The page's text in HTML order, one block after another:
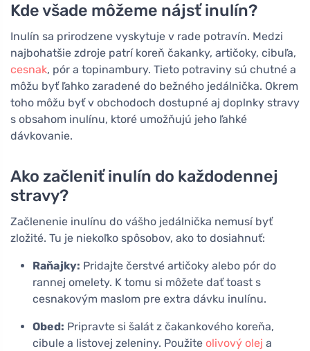
Kde všade môžeme nájsť inulín?
Inulín sa prirodzene vyskytuje v rade potravín. Medzi
najbohatšie zdroje patrí koreň čakanky, artičoky, cibuľa,
cesnak, pór a topinambury. Tieto potraviny sú chutné a
môžu byť ľahko zaradené do bežného jedálnička. Okrem
toho môžu byť v obchodoch dostupné aj doplnky stravy
s obsahom inulínu, ktoré umožňujú jeho ľahké
dávkovanie.
Ako začleniť inulín do každodennej
stravy?
Začlenenie inulínu do vášho jedálnička nemusí byť
zložité. Tu je niekoľko spôsobov, ako to dosiahnuť:
Raňajky: Pridajte čerstvé artičoky alebo pór do
rannej omelety. K tomu si môžete dať toast s
cesnakovým maslom pre extra dávku inulínu.
Obed: Pripravte si šalát z čakankového koreňa,
cibule a listovej zeleniny. Použite olivový olej a